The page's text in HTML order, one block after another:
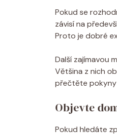
Pokud se
závisí na
Proto je dobré
Další zajímavou
Většina z nich
přečtěte
Objevte
Pokud hledáte